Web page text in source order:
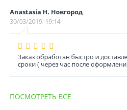
Anastasia Н. Новгород
30/03/2019, 19:14
Заказ обработан быстро и
сроки ( через час после
ПОСМОТРЕТЬ ВСЕ